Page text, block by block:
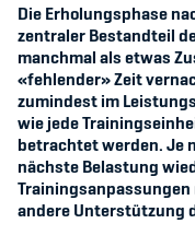
Diversität &
Infomails
Die Erholungsphase
zentraler Bestandteil
manchmal als etwas
«fehlender»Zeit
zumindest im
wie jede
betrachtet werden. Je
nächste Belastung
andere Unterstützung